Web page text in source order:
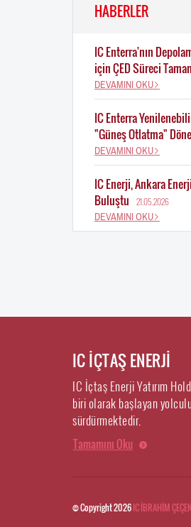
HABERLER
IC Enterra'nın
için ÇED Süreci
DEVAMINI OKU
IC Enterra
"Güneş Otlatma"
DEVAMINI OKU
IC Enerji, Ankara
Buluştu
21.05.2026
DEVAMINI OKU
IC İÇTAŞ ENERJİ
IC İçtaş Enerji Yatırım
biri olarak başlayan
sürdürmektedir.
Tamamını Oku
© Copyright 2026IC İBRAHİM